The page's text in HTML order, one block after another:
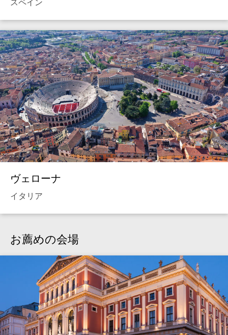
スペイン
ヴェローナ
イタリア
お薦めの会場